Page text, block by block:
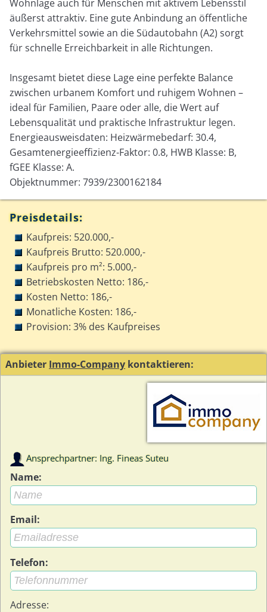
Wohnlage auch für Menschen mit aktivem Lebensstil
äußerst attraktiv. Eine gute Anbindung an öffentliche
Verkehrsmittel sowie an die Südautobahn (A2) sorgt
für schnelle Erreichbarkeit in alle Richtungen.
Insgesamt bietet diese Lage eine perfekte Balance
zwischen urbanem Komfort und ruhigem Wohnen –
ideal für Familien, Paare oder alle, die Wert auf
Lebensqualität und praktische Infrastruktur legen.
Energieausweisdaten: Heizwärmebedarf: 30.4,
Gesamtenergieeffizienz-Faktor: 0.8, HWB Klasse: B,
fGEE Klasse: A.
Objektnummer: 7939/2300162184
Preisdetails:
Kaufpreis: 520.000,-
Kaufpreis Brutto: 520.000,-
Kaufpreis pro m²: 5.000,-
Betriebskosten Netto: 186,-
Kosten Netto: 186,-
Monatliche Kosten: 186,-
Provision: 3% des Kaufpreises
Anbieter Immo-Company kontaktieren:
Ansprechpartner: Ing. Fineas Suteu
Name:
Email:
Telefon:
Adresse: